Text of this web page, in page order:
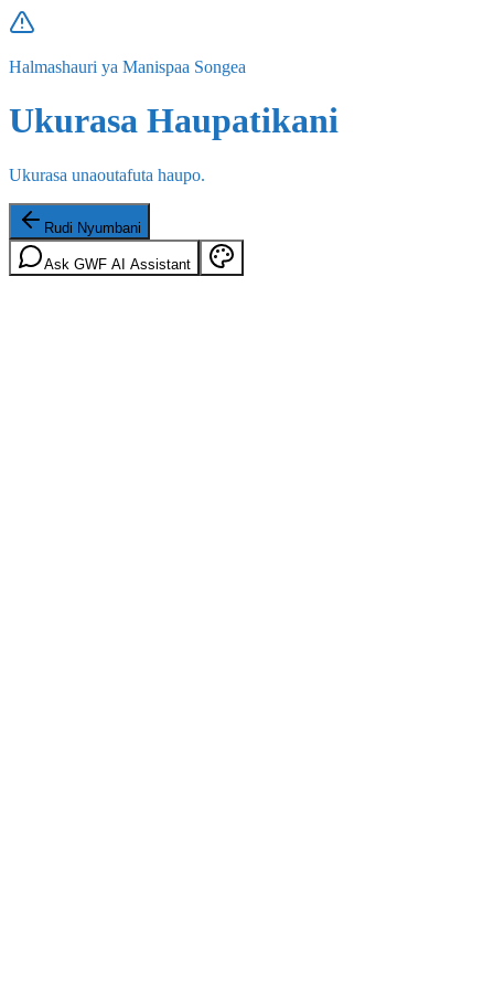
Halmashauri ya Manispaa Songea
Ukurasa Haupatikani
Ukurasa unaoutafuta haupo.
Rudi Nyumbani
Ask GWF AI Assistant